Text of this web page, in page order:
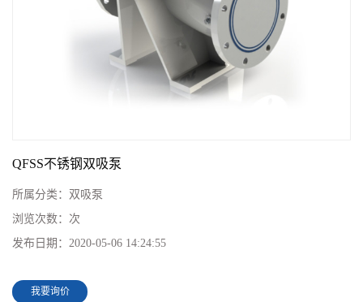
QFSS不锈钢双吸泵
所属分类： 双吸泵
浏览次数： 次
发布日期： 2020-05-06 14:24:55
我要询价